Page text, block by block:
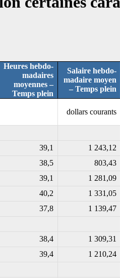
Heures hebdo-
madaires
moyennes –
Temps plein
Salaire hebdo-
madaire moyen
– Temps plein
dollars courants
39,1 1 243,12
38,5 803,43
39,1 1 281,09
40,2 1 331,05
37,8 1 139,47
38,4 1 309,31
39,4 1 210,24